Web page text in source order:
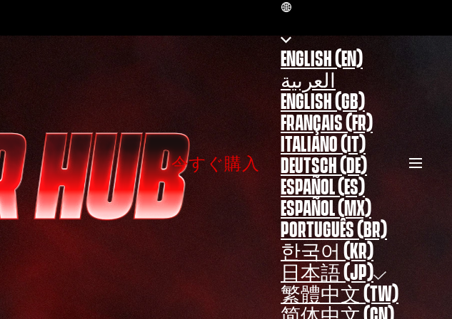
今すぐ購入
ENGLISH (EN)
العربية
ENGLISH (GB)
FRANÇAIS (FR)
ITALIANO (IT)
DEUTSCH (DE)
ESPAÑOL (ES)
ESPAÑOL (MX)
PORTUGUÊS (BR)
한국어 (KR)
日本語 (JP)
繁體中文 (TW)